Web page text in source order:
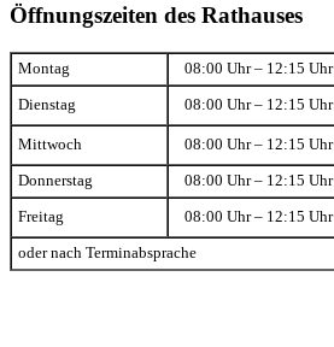
Öffnungszeiten des Rathauses
Montag 08:00 Uhr – 12:15 Uhr
Dienstag 08:00 Uhr – 12:15 Uhr
Mittwoch 08:00 Uhr – 12:15 Uhr
Donnerstag 08:00 Uhr – 12:15 Uhr
Freitag 08:00 Uhr – 12:15 Uhr
oder nach Terminabsprache